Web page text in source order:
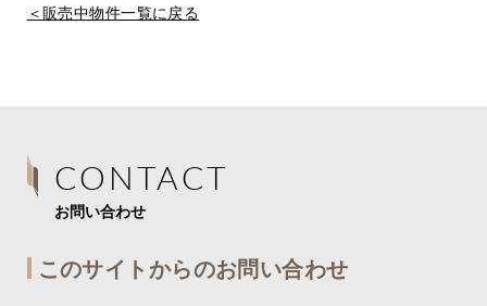
＜販売中物件一覧に戻る
CONTACT
お問い合わせ
このサイトからのお問い合わせ